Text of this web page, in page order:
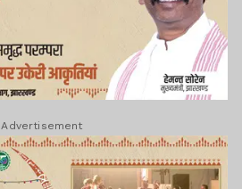
Advertisement